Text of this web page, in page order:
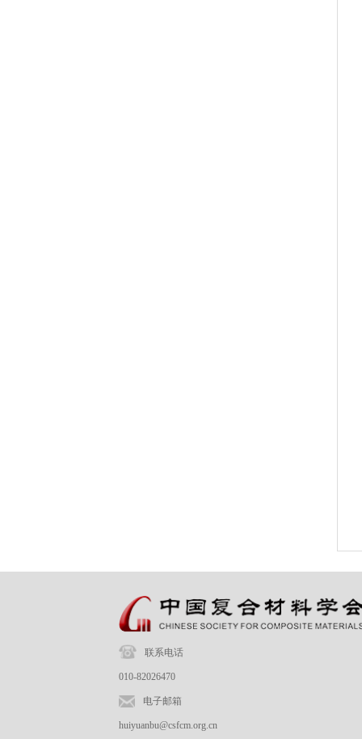
联系电话
010-82026470
电子邮箱
huiyuanbu@csfcm.org.cn